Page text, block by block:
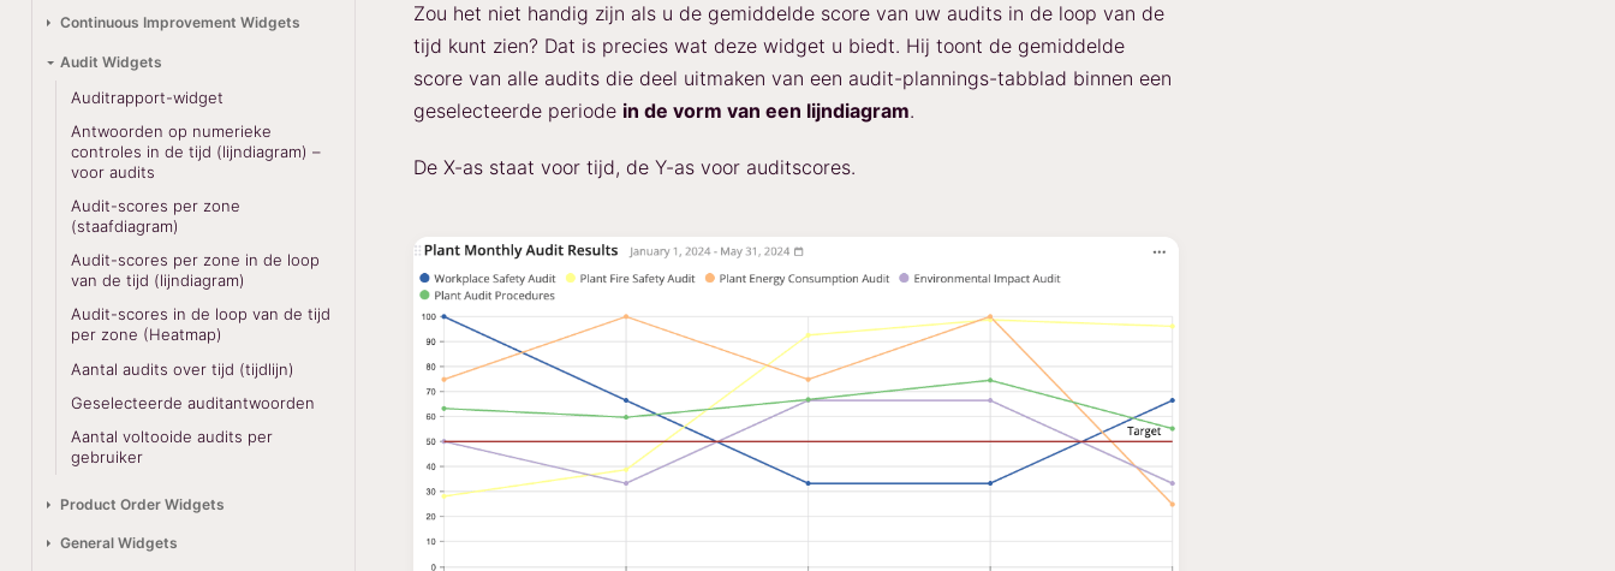
Continuous Improvement Widgets
Audit Widgets
Auditrapport-widget
Antwoorden op numerieke
controles in de tijd (lijndiagram) –
voor audits
Audit-scores per zone
(staafdiagram)
Audit-scores per zone in de loop
van de tijd (lijndiagram)
Audit-scores in de loop van de tijd
per zone (Heatmap)
Aantal audits over tijd (tijdlijn)
Geselecteerde auditantwoorden
Aantal voltooide audits per
gebruiker
Product Order Widgets
General Widgets
Zou het niet handig zijn als u de gemiddelde score van uw audits in de loop van de
tijd kunt zien? Dat is precies wat deze widget u biedt. Hij toont de gemiddelde
score van alle audits die deel uitmaken van een audit-plannings-tabblad binnen een
geselecteerde periode in de vorm van een lijndiagram.
De X-as staat voor tijd, de Y-as voor auditscores.